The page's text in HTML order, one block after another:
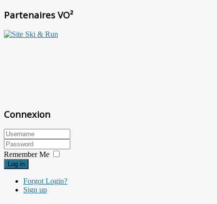
Partenaires VO²
Connexion
Remember Me
Log in
Forgot Login?
Sign up